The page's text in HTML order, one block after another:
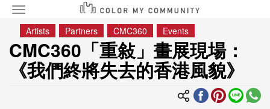
Toggle
navigation
CMC360「重敍」畫展現場：
《我們終將失去的香港風貌》
Artists Partners CMC360 Events